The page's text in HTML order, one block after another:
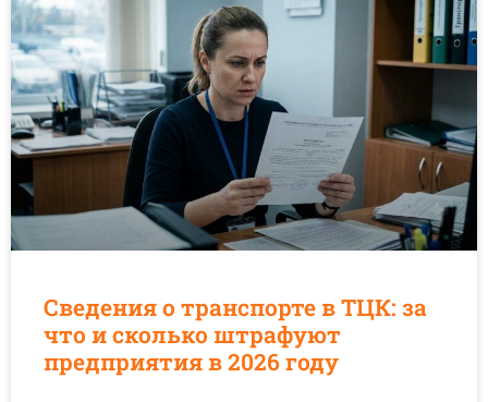
Сведения о транспорте в ТЦК: за
что и сколько штрафуют
предприятия в 2026 году